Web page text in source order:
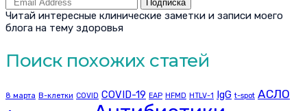
Подписка
Читай интересные клинические заметки и записи моего
блога на тему здоровья
Поиск похожих статей
8 марта B-клетки COVID COVID-19 EAP HFMD HTLV-1 IgG t-spot АСЛО